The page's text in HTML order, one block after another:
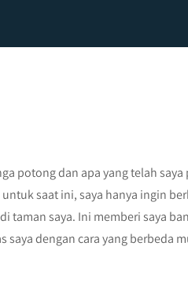
potong dan apa yang telah
saat ini, saya hanya ingin
taman saya. Ini memberi saya
dengan cara yang berbeda